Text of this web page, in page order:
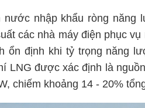
nhập khẩu ròng năng
các nhà máy điện phục
ổn định khi tỷ trọng năng
LNG được xác định là
chiếm khoảng 14 - 20%